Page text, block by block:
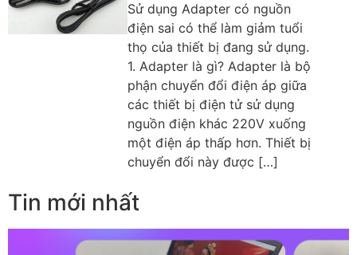
Sử dụng Adapter có nguồn
điện sai có thể làm giảm tuổi
thọ của thiết bị đang sử dụng.
1. Adapter là gì? Adapter là bộ
phận chuyển đổi điện áp giữa
các thiết bị điện tử sử dụng
nguồn điện khác 220V xuống
một điện áp thấp hơn. Thiết bị
chuyển đổi này được […]
Tin mới nhất